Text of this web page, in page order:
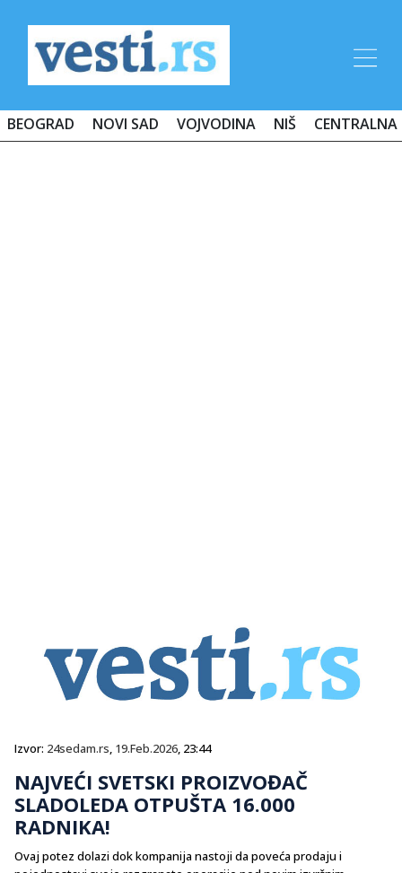
BEOGRAD NOVI SAD VOJVODINA NIŠ CENTRALNA
Izvor: 24sedam.rs, 19.Feb.2026, 23:44
NAJVEĆI SVETSKI PROIZVOĐAČ
SLADOLEDA OTPUŠTA 16.000
RADNIKA!
Ovaj potez dolazi dok kompanija nastoji da poveća prodaju i